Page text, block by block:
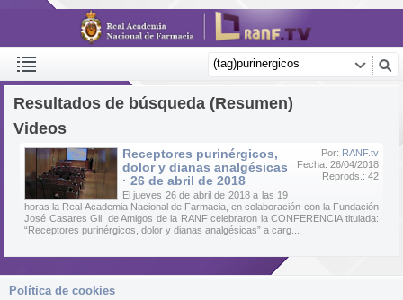
Resultados de búsqueda (Resumen)
Videos
Por: RANF.tv
Fecha: 26/04/2018
Reprods.: 42
Receptores purinérgicos,
dolor y dianas analgésicas
· 26 de abril de 2018
El jueves 26 de abril de 2018 a las 19
horas la Real Academia Nacional de Farmacia, en colaboración con la Fundación
José Casares Gil, de Amigos de la RANF celebraron la CONFERENCIA titulada:
“Receptores purinérgicos, dolor y dianas analgésicas” a carg...
Política de cookies